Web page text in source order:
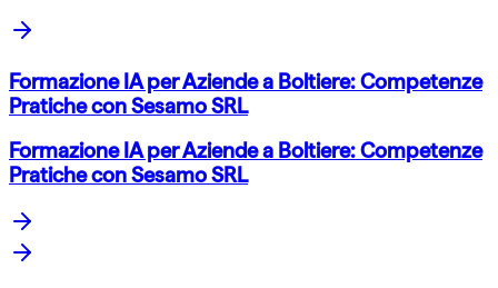
Formazione IA per Aziende a Boltiere: Competenze
Pratiche con Sesamo SRL
Formazione IA per Aziende a Boltiere: Competenze
Pratiche con Sesamo SRL